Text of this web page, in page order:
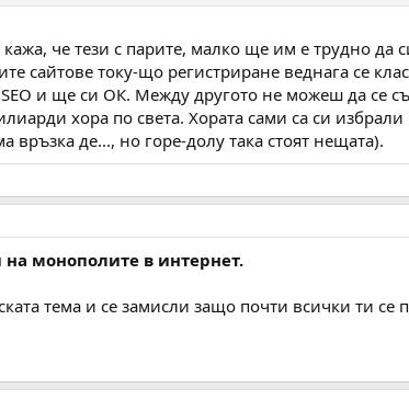
където всички бяха равни! Всички абсолютно! Един
Има значение само контента! Обаче във всяка
"о гугъл намира всичко...сега ще потърся в
Или бай Драган дето затвори истинския магазин
съвсем скоро ще излизат само избраните, а
български.
който аз направих. Както вече някои знаят имам
моя сайт един уникален текст около една страница
е реклама) на всеизвестния Инвестор. Изчаках да го
че тези с парите, малко ще им е трудно да
сайтове току-що регистриране веднага се
SEO и ще си ОК. Между другото не можеш да се
хора по света. Хората сами са си
де..., но горе-долу така стоят нещата).
монополите в интернет.
тема и се замисли защо почти всички ти се